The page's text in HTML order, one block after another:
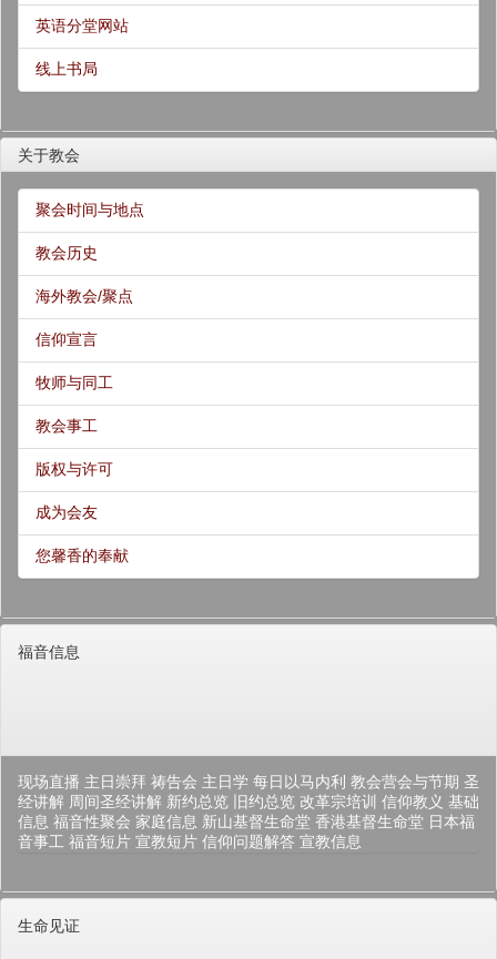
英语分堂网站
线上书局
关于教会
聚会时间与地点
教会历史
海外教会/聚点
信仰宣言
牧师与同工
教会事工
版权与许可
成为会友
您馨香的奉献
福音信息
现场直播 主日崇拜 祷告会 主日学 每日以马内利 教会营会与节期 圣
经讲解 周间圣经讲解 新约总览 旧约总览 改革宗培训 信仰教义 基础
信息 福音性聚会 家庭信息 新山基督生命堂 香港基督生命堂 日本福
音事工 福音短片 宣教短片 信仰问题解答 宣教信息
生命见证